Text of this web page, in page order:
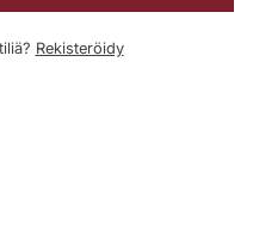
Rekisteröidy